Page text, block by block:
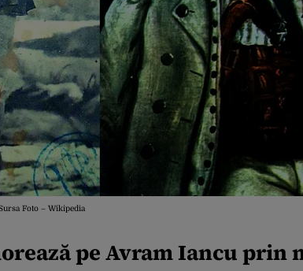
Foto – Wikipedia
pe Avram Iancu prin